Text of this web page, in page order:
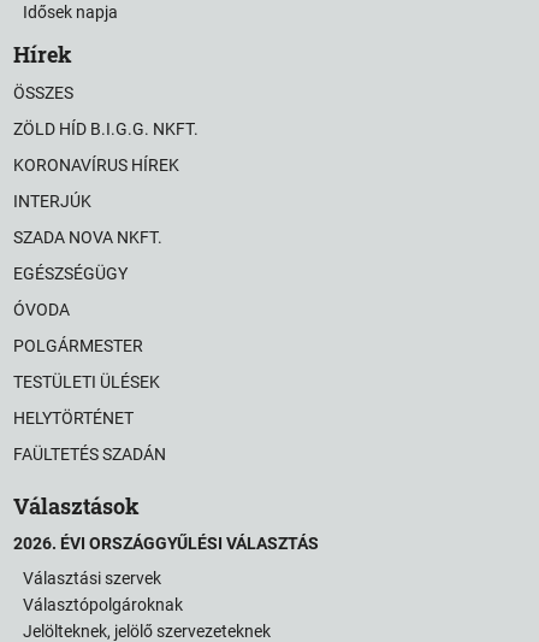
Idősek napja
Hírek
ÖSSZES
ZÖLD HÍD B.I.G.G. NKFT.
KORONAVÍRUS HÍREK
INTERJÚK
SZADA NOVA NKFT.
EGÉSZSÉGÜGY
ÓVODA
POLGÁRMESTER
TESTÜLETI ÜLÉSEK
HELYTÖRTÉNET
FAÜLTETÉS SZADÁN
Választások
2026. ÉVI ORSZÁGGYŰLÉSI VÁLASZTÁS
Választási szervek
Választópolgároknak
Jelölteknek, jelölő szervezeteknek